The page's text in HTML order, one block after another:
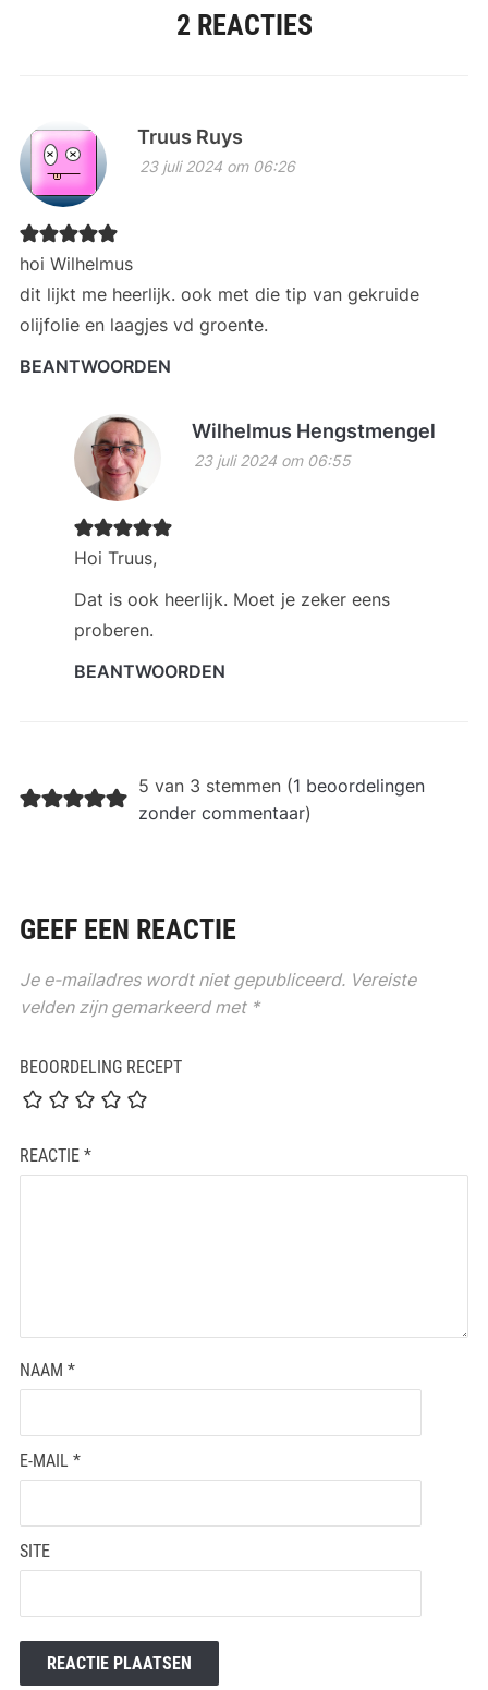
2 REACTIES
Truus Ruys
23 juli 2024 om 06:26
hoi Wilhelmus
dit lijkt me heerlijk. ook met die tip van gekruide
olijfolie en laagjes vd groente.
BEANTWOORDEN
Wilhelmus Hengstmengel
23 juli 2024 om 06:55
Hoi Truus,
Dat is ook heerlijk. Moet je zeker eens
proberen.
BEANTWOORDEN
5 van 3 stemmen (1 beoordelingen
zonder commentaar)
GEEF EEN REACTIE
Je e-mailadres wordt niet gepubliceerd. Vereiste
velden zijn gemarkeerd met *
BEOORDELING RECEPT
REACTIE *
NAAM *
E-MAIL *
SITE